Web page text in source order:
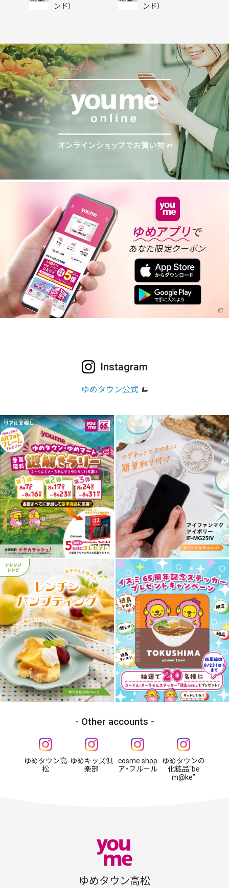
ンド） ンド）
Instagram
ゆめタウン公式
Other accounts
ゆめタウン高
松
ゆめキッズ俱
楽部
cosme shop
ア・フルール
ゆめタウンの
化粧品“be
m@ke”
ゆめタウン高松